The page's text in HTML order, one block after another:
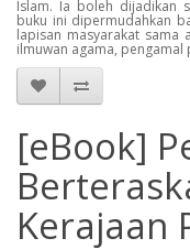
Islam. Ia boleh dijadikan
buku ini dipermudahkan
lapisan masyarakat sama
ilmuwan agama,
[eBook]
Kerajaan